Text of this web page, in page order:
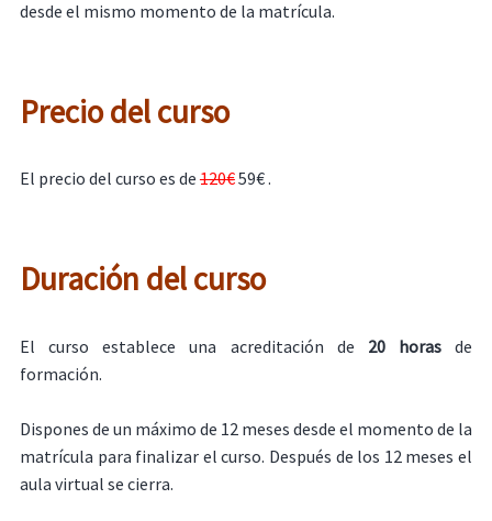
desde el mismo momento de la matrícula.
Precio del curso
El precio del curso es de 120€59€ .
Duración del curso
El curso establece una acreditación de 20 horasde
formación.
Dispones de un máximo de 12 meses desde el momento de la
matrícula para finalizar el curso. Después de los 12 meses el
aula virtual se cierra.